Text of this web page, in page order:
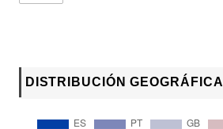
DISTRIBUCIÓN GEOGRÁFICA